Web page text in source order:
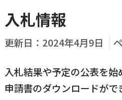
できごとや場面か
結婚・妊娠／出産
育児／子育て
手続きから探す
住民票
よく利用されて
入札情報
更新日： 2024年4月9日
入札結果や予定の公表を
申請書のダウンロードがで